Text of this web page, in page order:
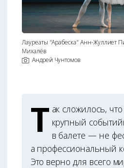
Лауреаты "Арабеска" Анн-Жуллиет
Михалёв
Андрей Чунтомов
Т ак сложилось,
крупный
в балете — не
а профессиональный
Это верно для всего